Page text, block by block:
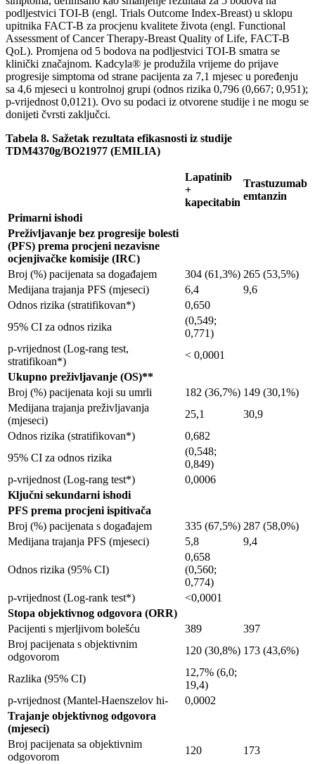
podljestvici TOI-B (engl. Trials Outcome Index-Breast) u sklopu
upitnika FACT-B za procjenu kvalitete života (engl. Functional
Assessment of Cancer Therapy-Breast Quality of Life, FACT-B
QoL). Promjena od 5 bodova na podljestvici TOI-B smatra se
klinički značajnom. Kadcyla® je produžila vrijeme do prijave
progresije simptoma od strane pacijenta za 7,1 mjesec u poređenju
sa 4,6 mjeseci u kontrolnoj grupi (odnos rizika 0,796 (0,667; 0,951);
p-vrijednost 0,0121). Ovo su podaci iz otvorene studije i ne mogu se
donijeti čvrsti zaključci.
Tabela 8. Sažetak rezultata efikasnosti iz studije
TDM4370g/BO21977 (EMILIA)
Lapatinib
+
kapecitabin
Trastuzumab
emtanzin
Primarni ishodi
Preživljavanje bez progresije bolesti
(PFS) prema procjeni nezavisne
ocjenjivačke komisije (IRC)
Broj (%) pacijenata sa događajem
304 (61,3%) 265 (53,5%)
Medijana trajanja PFS (mjeseci)
6,4
9,6
Odnos rizika (stratifikovan*)
0,650
95% CI za odnos rizika
(0,549;
0,771)
p-vrijednost (Log-rang test,
stratifikoan*)
< 0,0001
Ukupno preživljavanje (OS)**
Broj (%) pacijenata koji su umrli
182 (36,7%) 149 (30,1%)
Medijana trajanja preživljavanja
(mjeseci)
25,1
30,9
Odnos rizika (stratifikovan*)
0,682
95% CI za odnos rizika
(0,548;
0,849)
p-vrijednost (Log-rang test*)
0,0006
Ključni sekundarni ishodi
PFS prema procjeni ispitivača
Broj (%) pacijenata s događajem
335 (67,5%) 287 (58,0%)
Medijana trajanja PFS (mjeseci)
5,8 9,4
Odnos rizika (95% CI)
0,658
(0,560;
0,774)
p-vrijednost (Log-rank test*)
<0,0001
Stopa objektivnog odgovora (ORR)
Pacijenti s mjerljivom bolešću
389
397
Broj pacijenata s objektivnim
odgovorom
120 (30,8%) 173 (43,6%)
Razlika (95% CI)
12,7% (6,0;
19,4)
p-vrijednost (Mantel-Haenszelov hi-
0,0002
Trajanje objektivnog odgovora
(mjeseci)
Broj pacijenata sa objektivnim
odgovorom
120 173